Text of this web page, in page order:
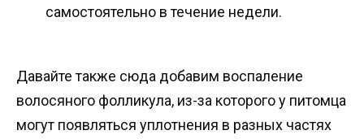
самостоятельно в течение недели.
Давайте также сюда добавим воспаление
волосяного фолликула, из-за которого у питомца
могут появляться уплотнения в разных частях